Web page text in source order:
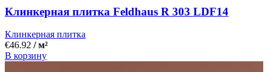
Клинкерная плитка Feldhaus R 303 LDF14
Клинкерная плитка
€46.92 / м²
В корзину